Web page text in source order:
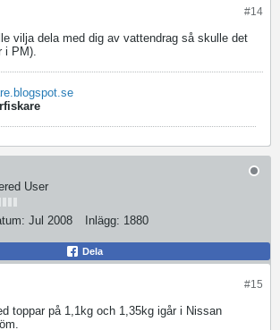
#14
vilja dela med dig av vattendrag så skulle det
i PM).
User
Jul 2008 Inlägg: 1880
Dela
#15
toppar på 1,1kg och 1,35kg igår i Nissan